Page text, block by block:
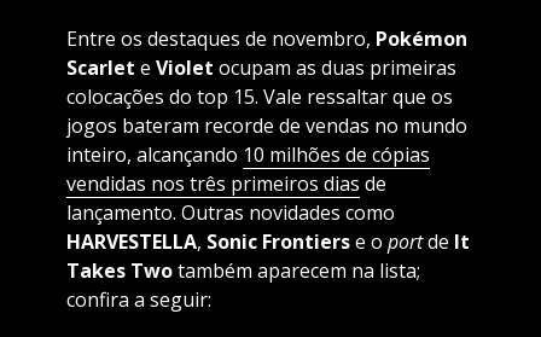
Entre os destaques de novembro, Pokémon
Scarlet e Violet ocupam as duas primeiras
colocações do top 15. Vale ressaltar que os
jogos bateram recorde de vendas no mundo
inteiro, alcançando 10 milhões de cópias
vendidas nos três primeiros dias de
lançamento. Outras novidades como
HARVESTELLA, Sonic Frontierse o portde It
Takes Twotambém aparecem na lista;
confira a seguir: